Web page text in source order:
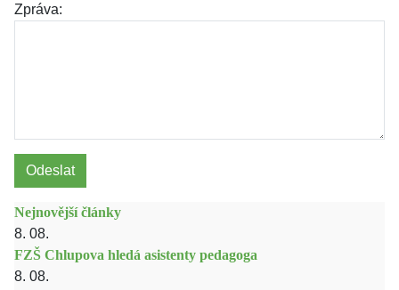
Zpráva:
Odeslat
Nejnovější články
8. 08.
FZŠ Chlupova hledá asistenty pedagoga
8. 08.